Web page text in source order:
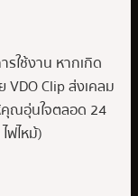
ใช้งาน หากเกิด
Clip ส่งเคลม
ณอุ่นใจตลอด 24
ฟไหม้)